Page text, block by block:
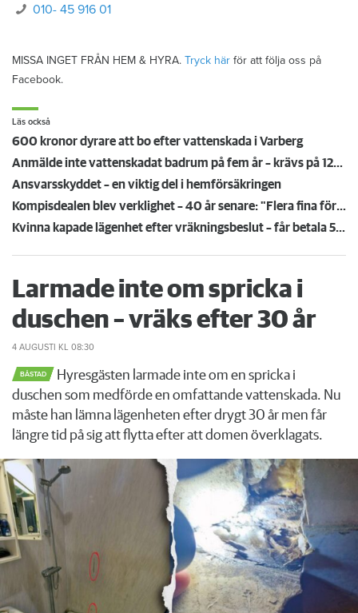
010- 45 916 01
MISSA INGET FRÅN HEM & HYRA. Tryck här för att följa oss på
Facebook.
Läs också
600 kronor dyrare att bo efter vattenskada i Varberg
Anmälde inte vattenskadat badrum på fem år – krävs på 125 000 kronor
Ansvarsskyddet – en viktig del i hemförsäkringen
Kompisdealen blev verklighet – 40 år senare: "Flera fina fördelar med att dela bostad"
Kvinna kapade lägenhet efter vräkningsbeslut – får betala 50 000
Larmade inte om spricka i
duschen – vräks efter 30 år
4 AUGUSTI KL 08:30
BÅSTAD
Hyresgästen larmade inte om en spricka i
duschen som medförde en omfattande vattenskada. Nu
måste han lämna lägenheten efter drygt 30 år men får
längre tid på sig att flytta efter att domen överklagats.